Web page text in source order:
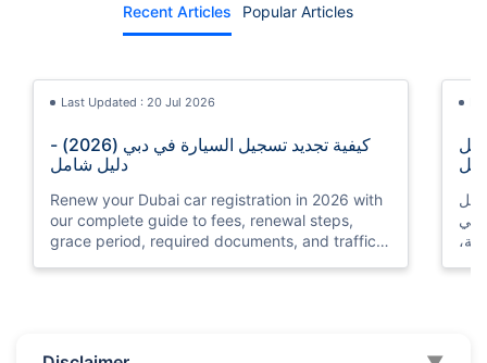
Recent Articles
Popular Articles
Last Updated : 20 Jul 2026
كيفية تجديد تسجيل السيارة في دبي (2026) -
دليل شامل
Renew your Dubai car registration in 2026 with
our complete guide to fees, renewal steps,
grace period, required documents, and traffic
(2026) - دليل
في